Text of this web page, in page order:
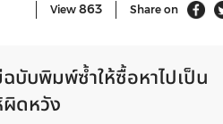
View 863 Share on
บับพิมพ์ซ้ำให้ซื้อหาไปเป็น
ผิดหวัง